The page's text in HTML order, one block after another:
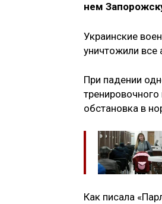
нем
Украинские
уничтожили все
При падении
обстановка в
Как писала